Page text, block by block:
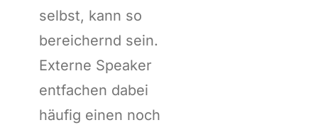
selbst, kann so
bereichernd sein.
Externe Speaker
entfachen dabei
häufig einen noch